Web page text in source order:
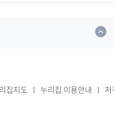
집지도 누리집 이용안내